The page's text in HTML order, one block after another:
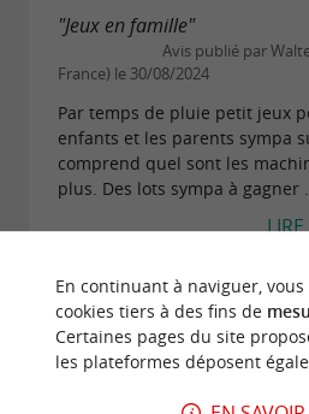
"Jeux en famille"
Avis publié par
France) le 30/08/2024
Par temps de pluie petit jeux
enfants et les parents sympa
comprend quel sont les
plus. Des lots sympa à gagner
"Au top"
Avis publié par
le 25/07/2022
J y vais régulièrement car sur
En continuant à naviguer,
cookies tiers à des fins de
Certaines pages du site
les plateformes déposent